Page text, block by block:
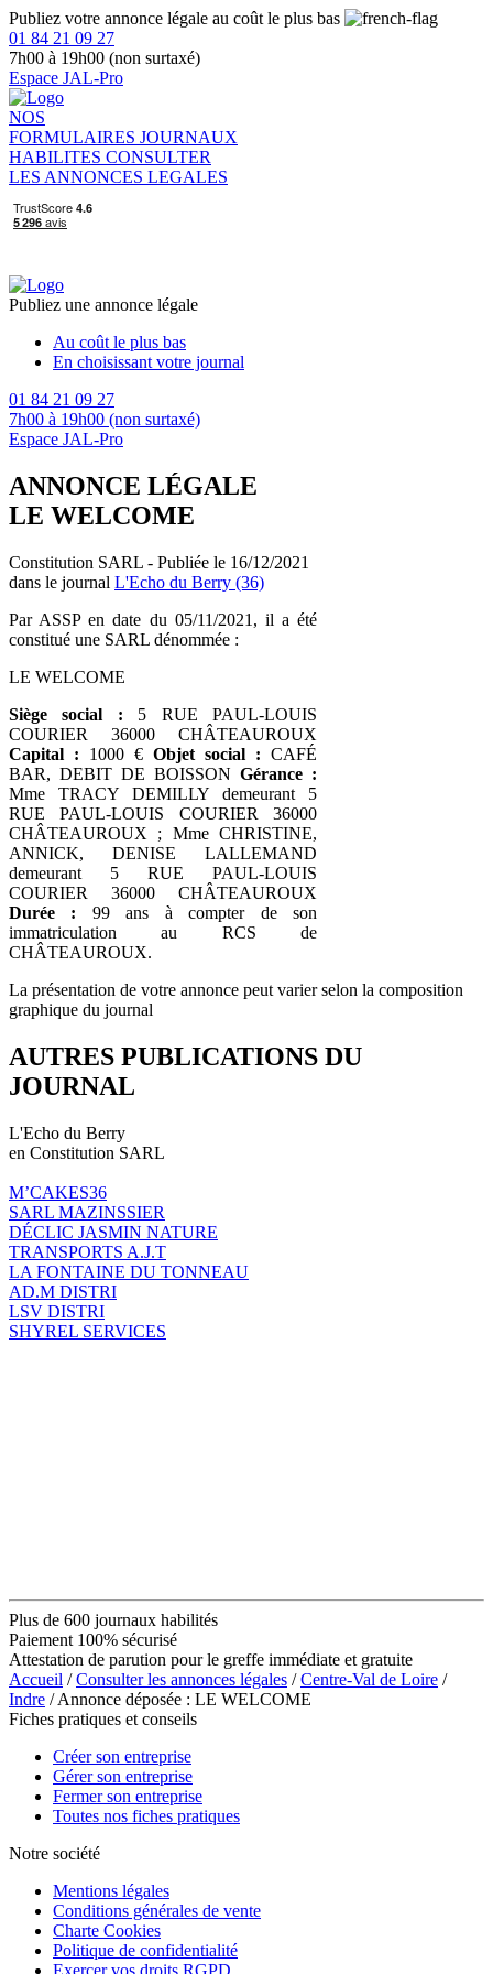
Publiez votre annonce légale au coût le plus bas
01 84 21 09 27
7h00 à 19h00 (non surtaxé)
Espace JAL-Pro
NOS
FORMULAIRES JOURNAUX
HABILITES CONSULTER
LES ANNONCES LEGALES
Publiez une annonce légale
Au coût le plus bas
En choisissant votre journal
01 84 21 09 27
7h00 à 19h00 (non surtaxé)
Espace JAL-Pro
ANNONCE LÉGALE
LE WELCOME
Constitution SARL - Publiée le 16/12/2021
dans le journal L'Echo du Berry (36)
Par ASSP en date du 05/11/2021, il a été
constitué une SARL dénommée :
LE WELCOME
Siège social : 5 RUE PAUL-LOUIS
COURIER 36000 CHÂTEAUROUX
Capital : 1000 € Objet social : CAFÉ
BAR, DEBIT DE BOISSON Gérance :
Mme TRACY DEMILLY demeurant 5
RUE PAUL-LOUIS COURIER 36000
CHÂTEAUROUX ; Mme CHRISTINE,
ANNICK, DENISE LALLEMAND
demeurant 5 RUE PAUL-LOUIS
COURIER 36000 CHÂTEAUROUX
Durée : 99 ans à compter de son
immatriculation au RCS de
CHÂTEAUROUX.
La présentation de votre annonce peut varier selon la composition
graphique du journal
AUTRES PUBLICATIONS DU
JOURNAL
L'Echo du Berry
en Constitution SARL
M’CAKES36
SARL MAZINSSIER
DÉCLIC JASMIN NATURE
TRANSPORTS A.J.T
LA FONTAINE DU TONNEAU
AD.M DISTRI
LSV DISTRI
SHYREL SERVICES
Plus de 600 journaux habilités
Paiement 100% sécurisé
Attestation de parution pour le greffe immédiate et gratuite
Accueil /Consulter les annonces légales /Centre-Val de Loire /
Indre / Annonce déposée : LE WELCOME
Fiches pratiques et conseils
Créer son entreprise
Gérer son entreprise
Fermer son entreprise
Toutes nos fiches pratiques
Notre société
Mentions légales
Conditions générales de vente
Charte Cookies
Politique de confidentialité
Exercer vos droits RGPD